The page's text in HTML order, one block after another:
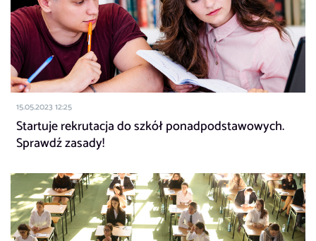
15.05.2023 12:25
Startuje rekrutacja do szkół ponadpodstawowych.
Sprawdź zasady!